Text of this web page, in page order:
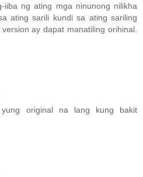
iiba ng ating mga ninunong nilikha
ating sarili kundi sa ating sariling
ay dapat manatiling orihinal.
original na lang kung bakit